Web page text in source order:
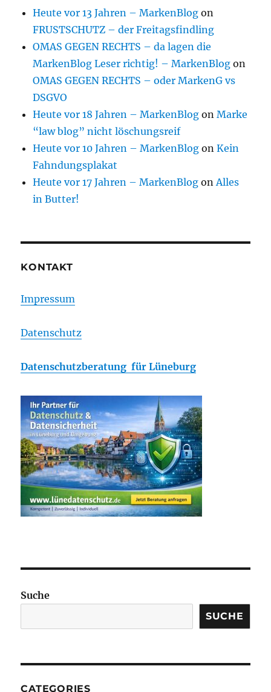
Heute vor 13 Jahren – MarkenBlog on
FRUSTSCHUTZ – der Freitagsfindling
OMAS GEGEN RECHTS – da lagen die
MarkenBlog Leser richtig! – MarkenBlog on
OMAS GEGEN RECHTS – oder MarkenG vs
DSGVO
Heute vor 18 Jahren – MarkenBlog onMarke
“law blog” nicht löschungsreif
Heute vor 10 Jahren – MarkenBlog onKein
Fahndungsplakat
Heute vor 17 Jahren – MarkenBlog onAlles
in Butter!
KONTAKT
Impressum
Datenschutz
Datenschutzberatung für Lüneburg
Suche
SUCHE
CATEGORIES